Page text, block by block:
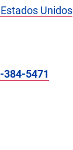
Unidos
384-5471